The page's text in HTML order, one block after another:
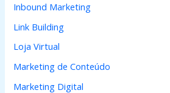
Inbound Marketing
Link Building
Loja Virtual
Marketing de Conteúdo
Marketing Digital